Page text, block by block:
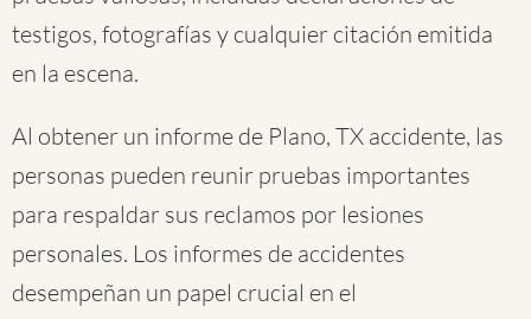
testigos, fotografías y cualquier citación emitida
en la escena.
Al obtener un informe de Plano, TX accidente, las
personas pueden reunir pruebas importantes
para respaldar sus reclamos por lesiones
personales. Los informes de accidentes
desempeñan un papel crucial en el